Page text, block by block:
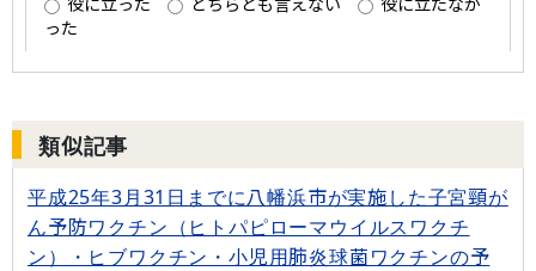
類似記事
平成25年3月31日までに八幡浜市が実施した子宮頸が
ん予防ワクチン（ヒトパピローマウイルスワクチ
ン）・ヒブワクチン・小児用肺炎球菌ワクチンの予